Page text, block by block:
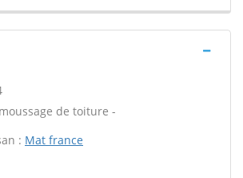
de toiture -
: Mat france